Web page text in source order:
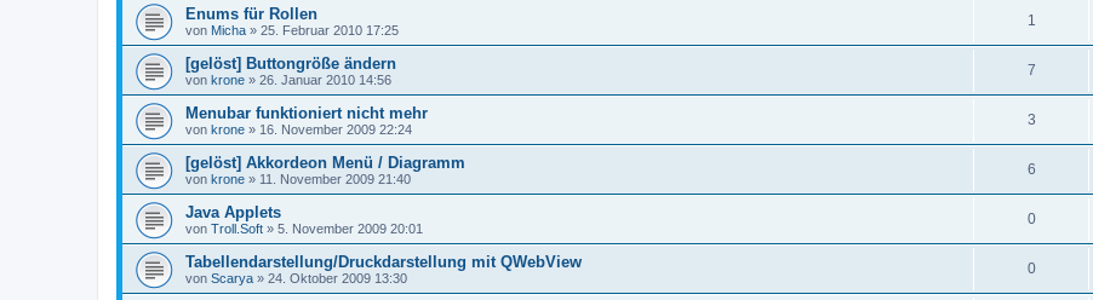
Enums für Rollen
von Micha » 25. Februar 2010 17:25
1
[gelöst] Buttongröße ändern
von krone » 26. Januar 2010 14:56
7
Menubar funktioniert nicht mehr
von krone » 16. November 2009 22:24
3
[gelöst] Akkordeon Menü / Diagramm
von krone » 11. November 2009 21:40
6
Java Applets
von Troll.Soft » 5. November 2009 20:01
0
Tabellendarstellung/Druckdarstellung mit QWebView
von Scarya » 24. Oktober 2009 13:30
0